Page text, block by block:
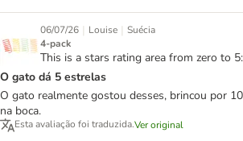
06/07/26 | Louise | Suécia
4-pack
This is a stars rating area from zero to
O gato dá 5 estrelas
O gato realmente gostou desses, brincou por
na boca.
Esta avaliação foi traduzida.Ver original